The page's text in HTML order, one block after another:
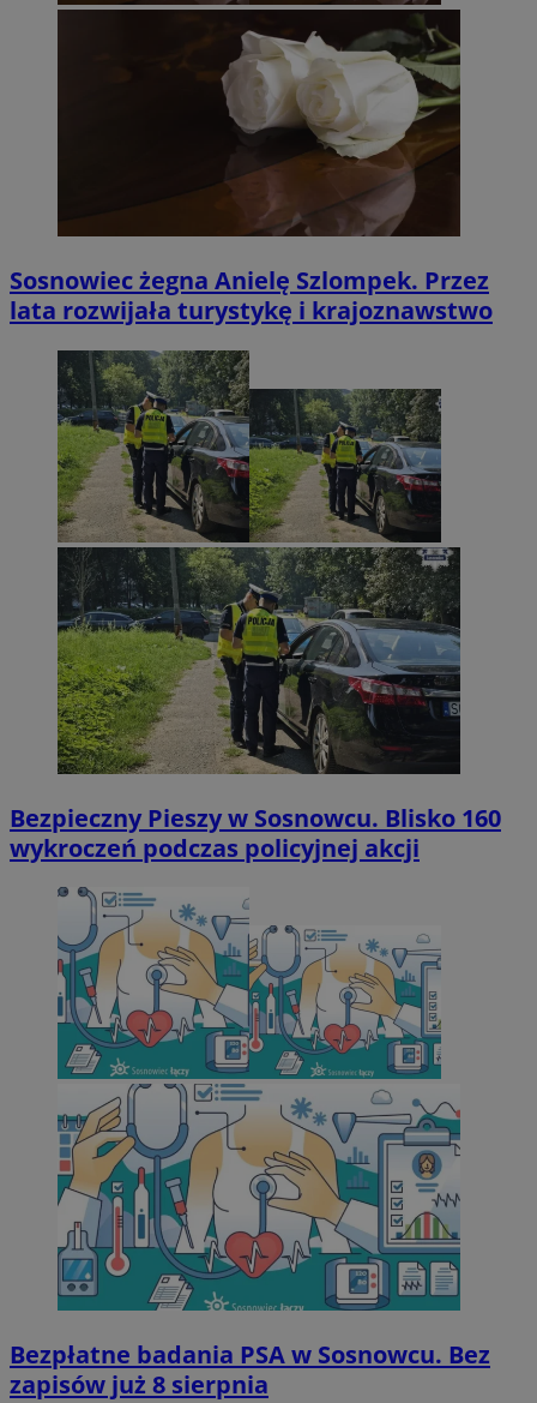
Sosnowiec żegna Anielę Szlompek. Przez
lata rozwijała turystykę i krajoznawstwo
Bezpieczny Pieszy w Sosnowcu. Blisko 160
wykroczeń podczas policyjnej akcji
Bezpłatne badania PSA w Sosnowcu. Bez
zapisów już 8 sierpnia